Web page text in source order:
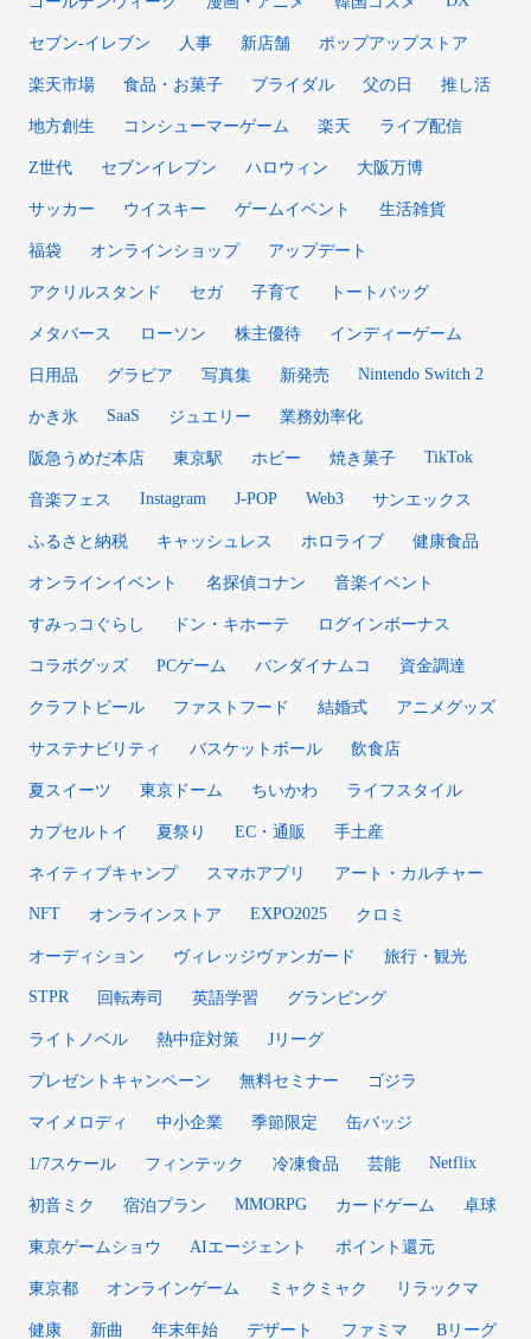
セブン‐イレブン 人事 新店舗 ポップアップストア
楽天市場 食品・お菓子 ブライダル 父の日 推し活
地方創生 コンシューマーゲーム 楽天 ライブ配信
Z世代 セブンイレブン ハロウィン 大阪万博
サッカー ウイスキー ゲームイベント 生活雑貨
福袋 オンラインショップ アップデート
アクリルスタンド セガ 子育て トートバッグ
メタバース ローソン 株主優待 インディーゲーム
日用品 グラビア 写真集 新発売 Nintendo Switch 2
かき氷 SaaS ジュエリー 業務効率化
阪急うめだ本店 東京駅 ホビー 焼き菓子 TikTok
音楽フェス Instagram J-POP Web3 サンエックス
ふるさと納税 キャッシュレス ホロライブ 健康食品
オンラインイベント 名探偵コナン 音楽イベント
すみっコぐらし ドン・キホーテ ログインボーナス
コラボグッズ PCゲーム バンダイナムコ 資金調達
クラフトビール ファストフード 結婚式 アニメグッズ
サステナビリティ バスケットボール 飲食店
夏スイーツ 東京ドーム ちいかわ ライフスタイル
カプセルトイ 夏祭り EC・通販 手土産
ネイティブキャンプ スマホアプリ アート・カルチャー
NFT オンラインストア EXPO2025 クロミ
オーディション ヴィレッジヴァンガード 旅行・観光
STPR 回転寿司 英語学習 グランピング
ライトノベル 熱中症対策 Jリーグ
プレゼントキャンペーン 無料セミナー ゴジラ
マイメロディ 中小企業 季節限定 缶バッジ
1/7スケール フィンテック 冷凍食品 芸能 Netflix
初音ミク 宿泊プラン MMORPG カードゲーム 卓球
東京ゲームショウ AIエージェント ポイント還元
東京都 オンラインゲーム ミャクミャク リラックマ
健康 新曲 年末年始 デザート ファミマ Bリーグ